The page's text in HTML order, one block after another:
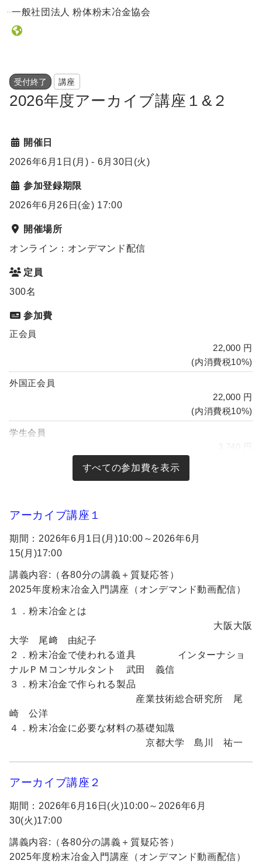
一般社団法人 粉体粉末冶金協会
受付終了 講座
2026年度アーカイブ講座１&２
アーカイブ講座１
期間：2026年6月1日(月)10:00～2026年6月
15(月)17:00
講義内容:（各80分の講義＋質疑応答）
2025年度粉末冶金入門講座（オンデマンド動画配信）
１．粉末冶金とは
大阪大阪
大学 尾﨑 由紀子
２．粉末冶金で使われる道具 インターナショ
ナルＰＭコンサルタント 武田 義信
３．粉末冶金で作られる製品
産業技術総合研究所 尾
崎 公洋
４．粉末冶金に必要な材料の基礎知識
京都大学 島川 祐一
アーカイブ講座２
期間：2026年6月16日(火)10:00～2026年6月
30(火)17:00
講義内容:（各80分の講義＋質疑応答）
2025年度粉末冶金入門講座（オンデマンド動画配信）
開催日
2026年6月1日(月) - 6月30日(火)
参加登録期限
2026年6月26日(金) 17:00
開催場所
オンライン：オンデマンド配信
定員
300名
参加費
正会員
22,000 円
(内消費税10%)
外国正会員
22,000 円
(内消費税10%)
学生会員
3,740 円
維持・特別会員所属員
学生非会員
14,740 円